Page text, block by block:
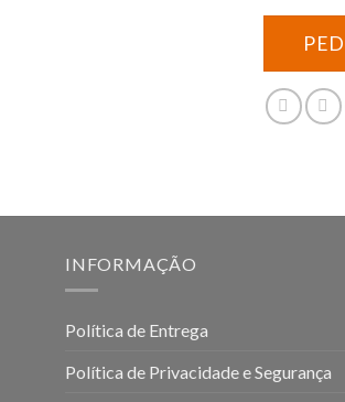
INFORMAÇÃO
Política de Entrega
Política de Privacidade e Segurança